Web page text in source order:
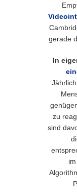
gerade
In
zu
sind